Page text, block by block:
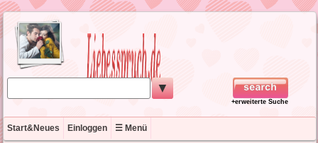
▼
+erweiterte Suche
Start&Neues Einloggen ☰ Menü